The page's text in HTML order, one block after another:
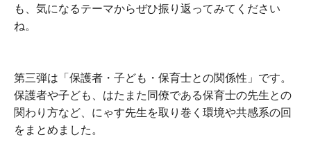
も、気になるテーマからぜひ振り返ってみてください
ね。
第三弾は「保護者・子ども・保育士との関係性」です。
保護者や子ども、はたまた同僚である保育士の先生との
関わり方など、にゃす先生を取り巻く環境や共感系の回
をまとめました。